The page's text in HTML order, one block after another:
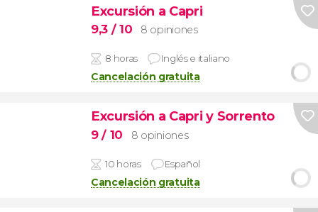
Excursión a Capri
9,3 / 10 8 opiniones
8 horas Inglés e italiano
Cancelación gratuita
Excursión a Capri y Sorrento
9/ 10 8 opiniones
10 horas Español
Cancelación gratuita